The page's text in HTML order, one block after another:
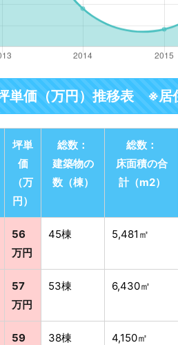
単価（万円）推移表 ※居
坪単
価
（万
円）
総数：
建築物の
数（棟）
総数：
床面積の合
計（m2）
56
万円
45棟 5,481㎡
57
万円
53棟 6,430㎡
59
38棟 4,150㎡